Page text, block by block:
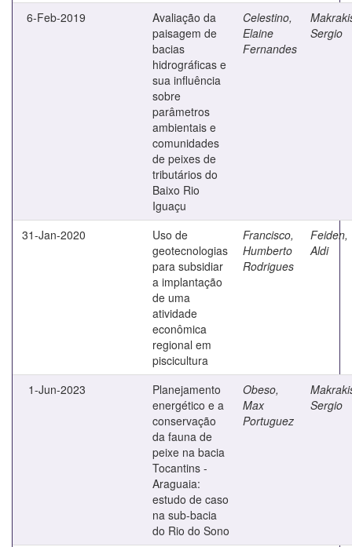
6-Feb-2019
Avaliação da
paisagem de
bacias
hidrográficas e
sua influência
sobre
parâmetros
ambientais e
comunidades
de peixes de
tributários do
Baixo Rio
Iguaçu
Celestino,
Elaine
Fernandes
Sergio
31-Jan-2020
Uso de
geotecnologias
para subsidiar
a implantação
de uma
atividade
econômica
regional em
piscicultura
Francisco,
Humberto
Rodrigues
Feiden,
Aldi
1-Jun-2023
Planejamento
energético e a
conservação
da fauna de
peixe na bacia
Tocantins -
Araguaia:
estudo de caso
na sub-bacia
do Rio do Sono
Obeso,
Max
Portuguez
Sergio